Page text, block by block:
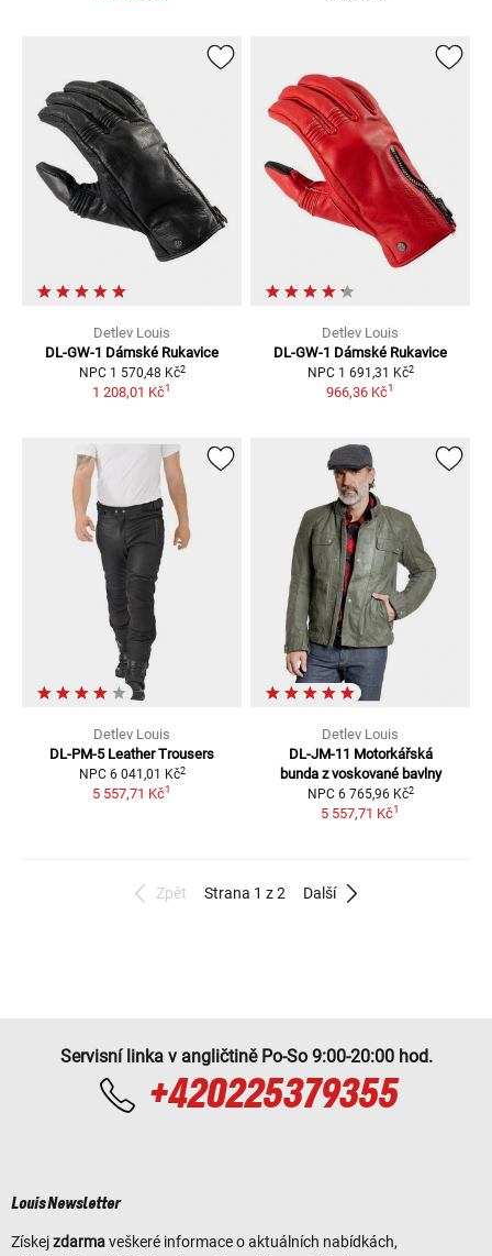
Detlev Louis
DL-GW-1 Dámské Rukavice
NPC 1 570,48 Kč2
1 208,01 Kč1
Detlev Louis
DL-GW-1 Dámské Rukavice
NPC 1 691,31 Kč2
966,36 Kč1
Detlev Louis
DL-PM-5 Leather Trousers
NPC 6 041,01 Kč2
5 557,71 Kč1
Detlev Louis
DL-JM-11 Motorkářská
bunda z voskované bavlny
NPC 6 765,96 Kč2
5 557,71 Kč1
Zpět Strana 1 z 2 Další
Servisní linka v angličtině Po-So 9:00-20:00 hod.
+420225379355
Louis Newsletter
Získejzdarmaveškeré informace o aktuálních nabídkách,